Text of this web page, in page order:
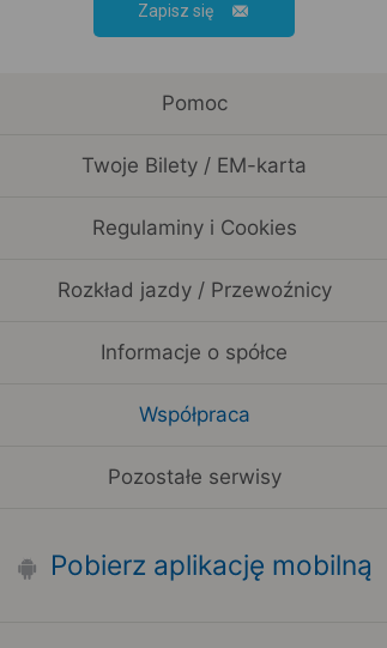
Zapisz się
Pomoc
Twoje Bilety / EM-karta
Regulaminy i Cookies
Rozkład jazdy / Przewoźnicy
Informacje o spółce
Współpraca
Pozostałe serwisy
Pobierz aplikację mobilną